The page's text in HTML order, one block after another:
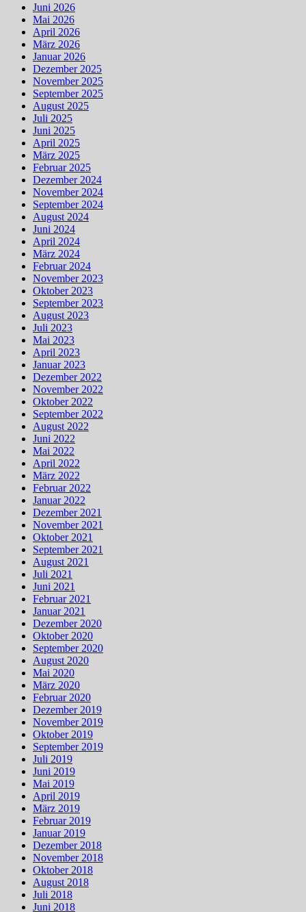
Juni 2026
Mai 2026
April 2026
März 2026
Januar 2026
Dezember 2025
November 2025
September 2025
August 2025
Juli 2025
Juni 2025
April 2025
März 2025
Februar 2025
Dezember 2024
November 2024
September 2024
August 2024
Juni 2024
April 2024
März 2024
Februar 2024
November 2023
Oktober 2023
September 2023
August 2023
Juli 2023
Mai 2023
April 2023
Januar 2023
Dezember 2022
November 2022
Oktober 2022
September 2022
August 2022
Juni 2022
Mai 2022
April 2022
März 2022
Februar 2022
Januar 2022
Dezember 2021
November 2021
Oktober 2021
September 2021
August 2021
Juli 2021
Juni 2021
Februar 2021
Januar 2021
Dezember 2020
Oktober 2020
September 2020
August 2020
Mai 2020
März 2020
Februar 2020
Dezember 2019
November 2019
Oktober 2019
September 2019
Juli 2019
Juni 2019
Mai 2019
April 2019
März 2019
Februar 2019
Januar 2019
Dezember 2018
November 2018
Oktober 2018
August 2018
Juli 2018
Juni 2018